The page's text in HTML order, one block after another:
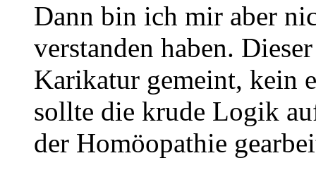
Dann bin ich mir aber
verstanden haben.
Karikatur gemeint, kein
sollte die krude Logik
der Homöopathie